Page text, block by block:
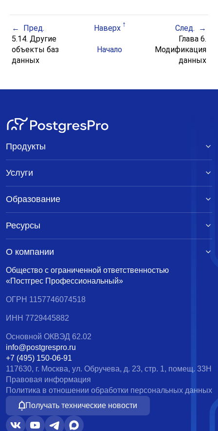
Пред. Наверх
След.
5.14. Другие
объекты баз
данных
Начало
Глава 6.
Модификация
данных
Общество с ограниченной ответственностью
«Постгрес Профессиональный»
ОГРН 1157746074518
ИНН 7729445882
Основной ОКВЭД 62.02
info@postgrespro.ru
+7 (495) 150-06-91
117630, г. Москва, ул. Обручева, д. 23, стр. 1, помещ. 33Н
Правовая информация
Политика в отношении обработки персональных данных
Получать технические новости
Продукты
Услуги
Образование
Ресурсы
О компании